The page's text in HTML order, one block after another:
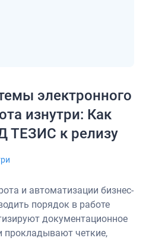
электронного
изнутри: Как
ТЕЗИС к релизу
и автоматизации бизнес-
порядок в работе
документационное
прокладывают четкие,